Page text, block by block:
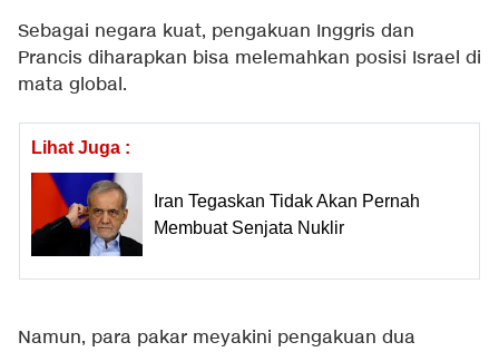
Sebagai negara kuat, pengakuan Inggris dan
Prancis diharapkan bisa melemahkan posisi Israel di
mata global.
Lihat Juga :
Iran Tegaskan Tidak Akan Pernah
Membuat Senjata Nuklir
Namun, para pakar meyakini pengakuan dua